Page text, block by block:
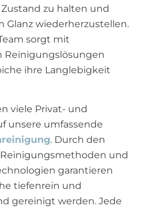
zu halten und
Glanz wiederherzustellen.
sorgt mit
Reinigungslösungen
ihre Langlebigkeit
viele Privat- und
unsere umfassende
. Durch den
und
garantieren
tiefenrein und
gereinigt werden. Jede